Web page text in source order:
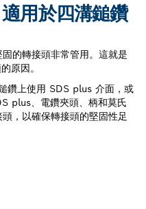
用於四溝鎚鑽
的轉接頭非常管用。這就是
原因。
鑽上使用 SDS plus 介面，或
plus、電鑽夾頭、柄和莫氏
，以確保轉接頭的堅固性足